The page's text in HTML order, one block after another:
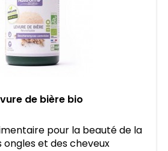
de bière bio
pour la beauté de la
ongles et des cheveux